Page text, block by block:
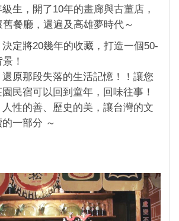
生，開了10年的畫廊與古董店，
舊餐廳，還遍及高雄夢時代～
定將20幾年的收藏，打造一個50-
！
原那段失落的生活記憶！！讓您
民宿可以回到童年，回味往事！
性的善、歷史的美，讓台灣的文
一部分 ～